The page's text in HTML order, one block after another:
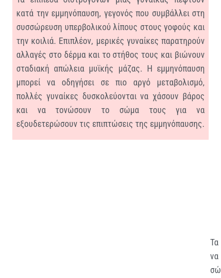
κατά την εμμηνόπαυση, γεγονός που συμβάλλει στη
συσσώρευση υπερβολικού λίπους στους γοφούς και
την κοιλιά. Επιπλέον, μερικές γυναίκες παρατηρούν
αλλαγές στο δέρμα και το στήθος τους και βιώνουν
σταδιακή απώλεια μυϊκής μάζας. Η εμμηνόπαυση
μπορεί να οδηγήσει σε πιο αργό μεταβολισμό,
πολλές γυναίκες δυσκολεύονται να χάσουν βάρος
και να τονώσουν το σώμα τους για να
εξουδετερώσουν τις επιπτώσεις της εμμηνόπαυσης.
Τα
να